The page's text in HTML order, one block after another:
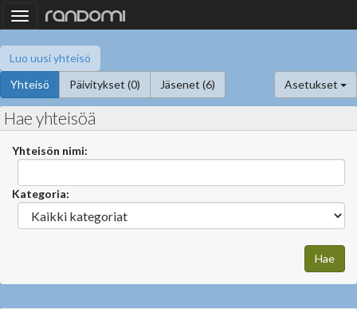
Toggle
navigation
Luo uusi yhteisö
Yhteisö
Päivitykset (0) Jäsenet (6) Asetukset
Hae yhteisöä
Yhteisön nimi:
Kategoria: